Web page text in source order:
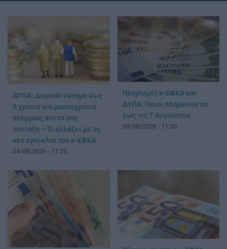
ΔΥΠΑ: Δωρεάν ένσημα έως
5 χρόνια για μακροχρόνια
ανέργους κοντά στη
σύνταξη – Τι αλλάζει με τη
νέα εγκύκλιο του e-ΕΦΚΑ
04/08/2026 - 11:25
Πληρωμές e-ΕΦΚΑ και
ΔΥΠΑ: Ποιοί πληρώνονται
έως τις 7 Αυγούστου
03/08/2026 - 11:30